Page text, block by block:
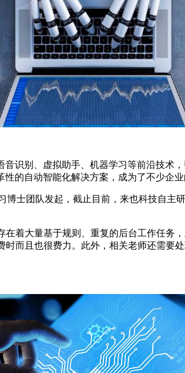
识别、虚拟助手、机器学习等前沿技术
的自动智能化解决方案，成为了不少企业
博士团队发起，截止目前，来也科技自
着大量基于规则、重复的后台工作任务
而且也很费力。此外，相关老师还需要